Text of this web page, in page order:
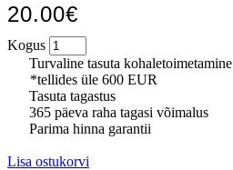
20.00€
Kogus
Turvaline tasuta kohaletoimetamine
*tellides üle 600 EUR
Tasuta tagastus
365 päeva raha tagasi võimalus
Parima hinna garantii
Lisa ostukorvi